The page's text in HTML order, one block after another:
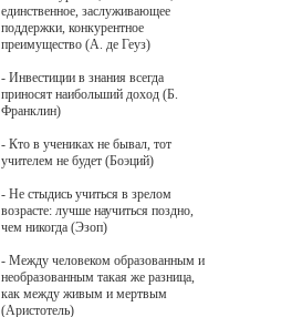
единственное, заслуживающее
поддержки, конкурентное
преимущество (А. де Геуз)
- Инвестиции в знания всегда
приносят наибольший доход (Б.
Франклин)
- Кто в учениках не бывал, тот
учителем не будет (Боэций)
- Не стыдись учиться в зрелом
возрасте: лучше научиться поздно,
чем никогда (Эзоп)
- Между человеком образованным и
необразованным такая же разница,
как между живым и мертвым
(Аристотель)